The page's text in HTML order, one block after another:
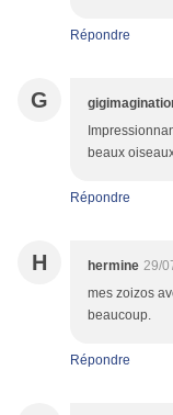
Répondre
G
beaux
Répondre
H hermine 29/
mes zoizos
beaucoup.
Répondre